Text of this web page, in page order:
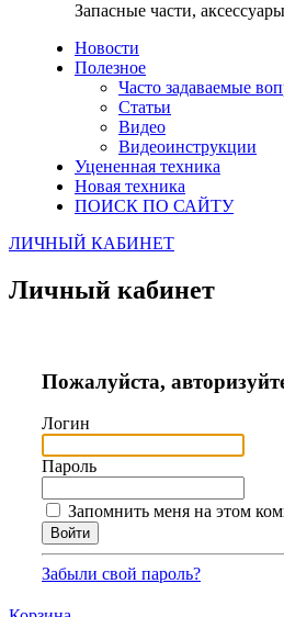
Запасные части,
Новости
Полезное
Часто задаваемые
Статьи
Видео
Видеоинструкции
Уцененная техника
Новая техника
ПОИСК ПО САЙТУ
ЛИЧНЫЙ КАБИНЕТ
Личный кабинет
Пожалуйста,
Логин
Пароль
Запомнить меня на этом
Забыли свой пароль?